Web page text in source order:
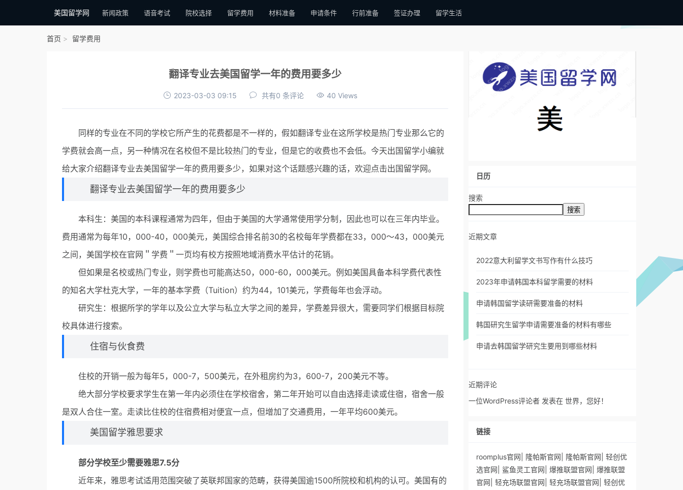
美国留学网 新闻政策 语音考试 院校选择 留学费用 材料准备 申请条件 行前准备 签证办理 留学生活
首页 留学费用
翻译专业去美国留学一年的费用要多少
2023-03-03 09:15 共有0 条评论 40 Views
同样的专业在不同的学校它所产生的花费都是不一样的，假如翻译专业在这所学校是热门专业那么它的
学费就会高一点，另一种情况在名校但不是比较热门的专业，但是它的收费也不会低。今天出国留学小编就
给大家介绍翻译专业去美国留学一年的费用要多少，如果对这个话题感兴趣的话，欢迎点击出国留学网。
翻译专业去美国留学一年的费用要多少
本科生：美国的本科课程通常为四年，但由于美国的大学通常使用学分制，因此也可以在三年内毕业。
费用通常为每年10，000-40，000美元，美国综合排名前30的名校每年学费都在33，000～43，000美元
之间，美国学校在官网＂学费＂一页均有校方按照地域消费水平估计的花销。
但如果是名校或热门专业，则学费也可能高达50，000-60，000美元。例如美国具备本科学费代表性
的知名大学杜克大学，一年的基本学费（Tuition）约为44，101美元，学费每年也会浮动。
研究生：根据所学的学年以及公立大学与私立大学之间的差异，学费差异很大，需要同学们根据目标院
校具体进行搜索。
住宿与伙食费
住校的开销一般为每年5，000-7，500美元，在外租房约为3，600-7，200美元不等。
绝大部分学校要求学生在第一年内必须住在学校宿舍，第二年开始可以自由选择走读或住宿，宿舍一般
是双人合住一室。走读比住校的住宿费相对便宜一点，但增加了交通费用，一年平均600美元。
美国留学雅思要求
部分学校至少需要雅思7.5分
近年来，雅思考试适用范围突破了英联邦国家的范畴，获得美国逾1500所院校和机构的认可。美国有的
日历
搜索
搜索
近期文章
2022意大利留学文书写作有什么技巧
2023年申请韩国本科留学需要的材料
申请韩国留学读研需要准备的材料
韩国研究生留学申请需要准备的材料有哪些
申请去韩国留学研究生要用到哪些材料
近期评论
一位WordPress评论者 发表在 世界，您好！
链接
roomplus官网 隆帕斯官网 隆帕斯官网 轻创优
选官网
鲨鱼灵工官网 爆推联盟官网 爆推联盟
官网 轻充场联盟官网 轻充场联盟官网 轻创优